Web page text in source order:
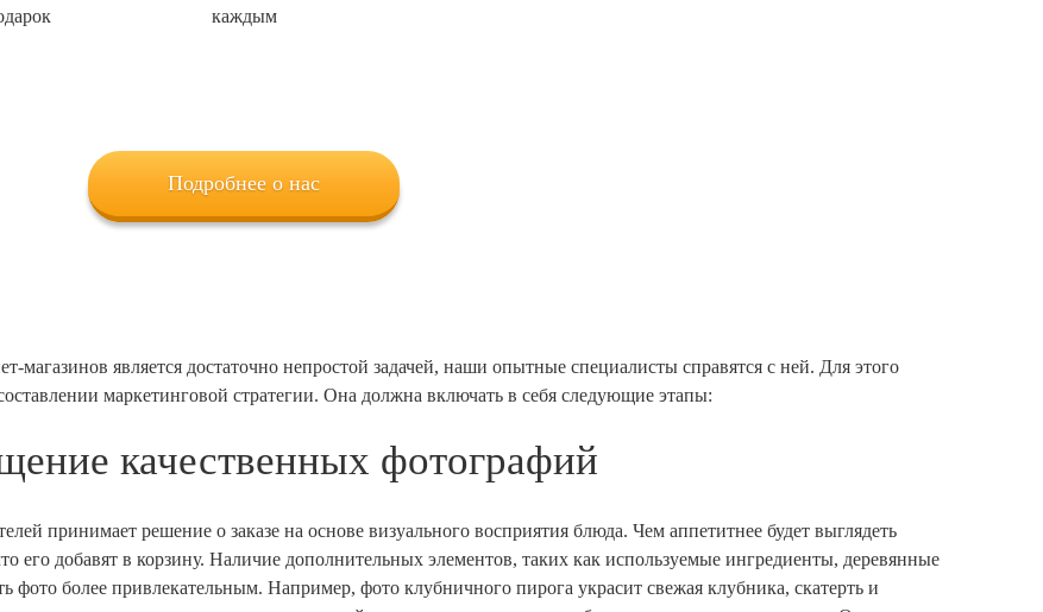
каждым
Подробнее о нас
магазинов является достаточно непростой задачей, наши опытные специалисты справятся с ней. Для этого
маркетинговой стратегии. Она должна включать в себя следующие этапы:
качественных фотографий
принимает решение о заказе на основе визуального восприятия блюда. Чем аппетитнее будет выглядеть
его добавят в корзину. Наличие дополнительных элементов, таких как используемые ингредиенты, деревянные
фото более привлекательным. Например, фото клубничного пирога украсит свежая клубника, скатерть и